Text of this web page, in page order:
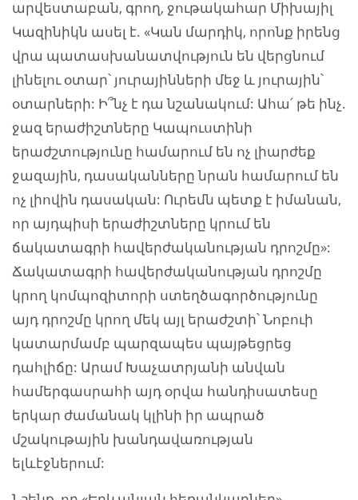
արվեստաբան, գրող, ջութակահար Միխայիլ
Կազինիկն ասել է. «Կան մարդիկ, որոնք իրենց
վրա պատասխանատվություն են վերցնում
լինելու օտար՝ յուրայինների մեջ և յուրային՝
օտարների: Ի՞նչ է դա նշանակում: Ահա՛ թե ինչ.
ջազ երաժիշտները Կապուստինի
երաժշտությունը համարում են ոչ լիարժեք
ջազային, դասականները նրան համարում են
ոչ լիովին դասական: Ուրեմն պետք է իմանան,
որ այդպիսի երաժիշտները կրում են
ճակատագրի հավերժականության դրոշմը»:
Ճակատագրի հավերժականության դրոշմը
կրող կոմպոզիտորի ստեղծագործությունը
այդ դրոշմը կրող մեկ այլ երաժշտի՝ Նոբուի
կատարմամբ պարզապես պայթեցրեց
դահլիճը: Արամ Խաչատրյանի անվան
համերգասրահի այդ օրվա հանդիսատեսը
երկար ժամանակ կլինի իր ապրած
մշակութային խանդավառության
ելևէջներում: